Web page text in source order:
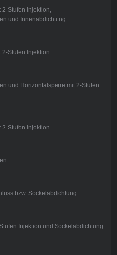
Stufen Injektion,
und Innenabdichtung
2-Stufen Injektion
und Horizontalsperre mit 2-Stufen
2-Stufen Injektion
bzw. Sockelabdichtung
Injektion und Sockelabdichtung